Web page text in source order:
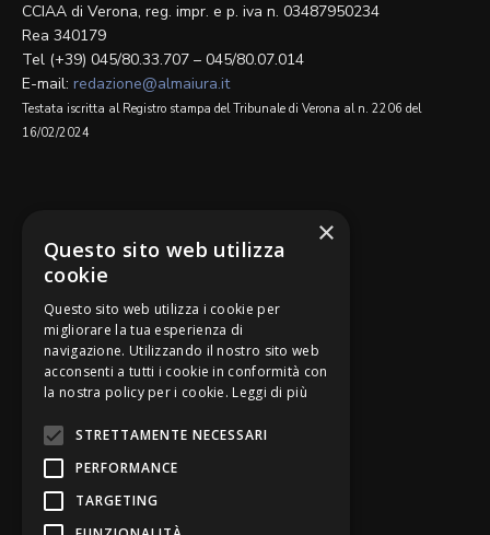
CCIAA di Verona, reg. impr. e p. iva n. 03487950234
Rea 340179
Tel (+39) 045/80.33.707 – 045/80.07.014
E-mail: redazione@almaiura.it
Testata iscritta al Registro stampa del Tribunale di Verona al n. 2206 del
16/02/2024
Be Bankers è ideato da
×
Questo sito web utilizza
cookie
Questo sito web utilizza i cookie per
migliorare la tua esperienza di
navigazione. Utilizzando il nostro sito web
acconsenti a tutti i cookie in conformità con
la nostra policy per i cookie. Leggi di più
STRETTAMENTE NECESSARI
PERFORMANCE
TARGETING